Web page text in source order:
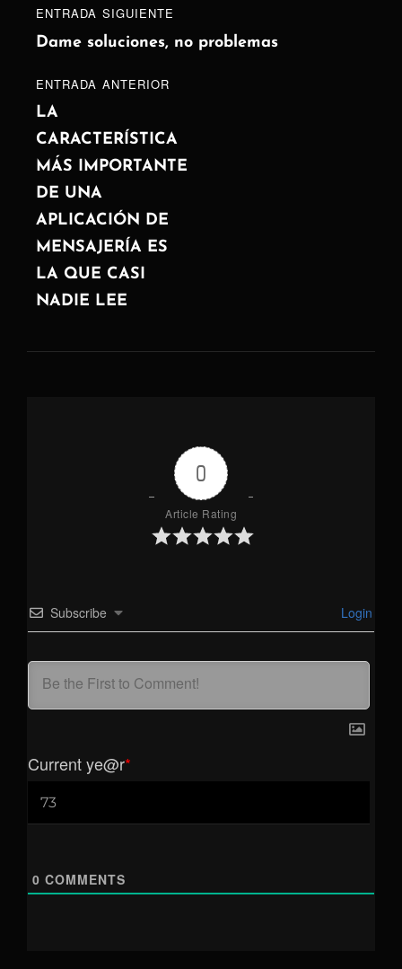
Navegación
de
ENTRADA
ANTERIOR
ENTRADA ANTERIOR
LA
CARACTERÍSTICA
MÁS IMPORTANTE
DE UNA
APLICACIÓN DE
MENSAJERÍA ES
LA QUE CASI
NADIE LEE
Entrada
siguiente
ENTRADA SIGUIENTE
Dame soluciones, no problemas
0
Article Rating
Subscribe Login
Current ye@r*
0 COMMENTS